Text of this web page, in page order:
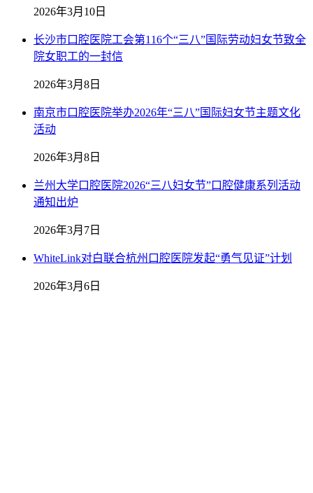
2026年3月10日
长沙市口腔医院工会第116个“三八”国际劳动妇女节致全
院女职工的一封信
2026年3月8日
南京市口腔医院举办2026年“三八”国际妇女节主题文化
活动
2026年3月8日
兰州大学口腔医院2026“三八妇女节”口腔健康系列活动
通知出炉
2026年3月7日
WhiteLink对白联合杭州口腔医院发起“勇气见证”计划
2026年3月6日